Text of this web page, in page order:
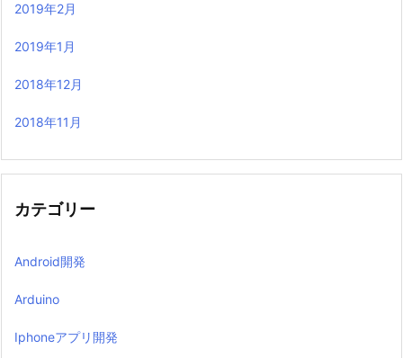
2019年2月
2019年1月
2018年12月
2018年11月
カテゴリー
Android開発
Arduino
Iphoneアプリ開発